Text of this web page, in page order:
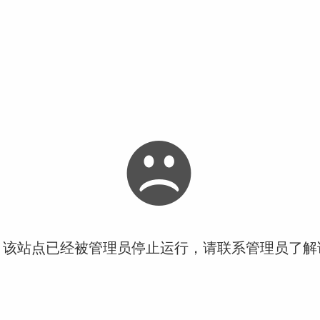
站点已经被管理员停止运行，请联系管理员了